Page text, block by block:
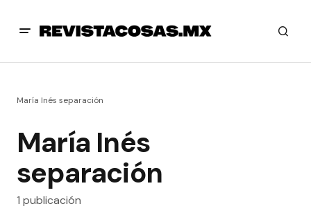
María Inés separación
María Inés
separación
1 publicación